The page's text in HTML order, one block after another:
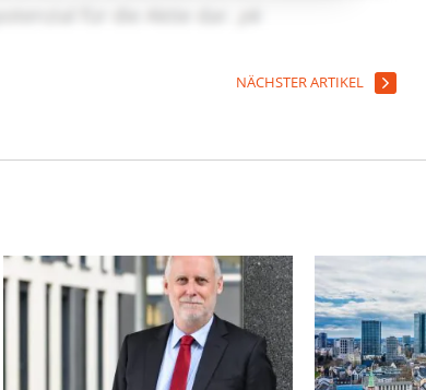
NÄCHSTER ARTIKEL